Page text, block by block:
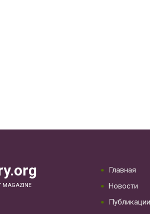
MAGAZINE
Главная
Новости
Публикации